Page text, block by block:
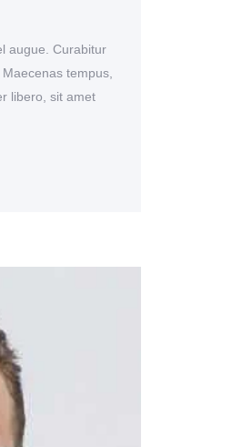
augue. Curabitur
tempus,
libero, sit amet